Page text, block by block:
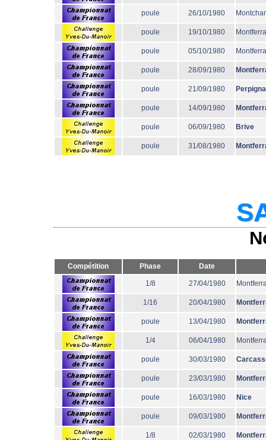
poule 26/10/1980
poule 19/10/1980
poule 05/10/1980
poule 28/09/1980
poule 21/09/1980
poule 14/09/1980
poule 06/09/1980 Brive
poule 31/08/1980
Compétition Phase Date
1/8 27/04/1980
1/16 20/04/1980
poule 13/04/1980
1/4 06/04/1980
poule 30/03/1980
poule 23/03/1980
poule 16/03/1980 Nice
poule 09/03/1980
1/8 02/03/1980